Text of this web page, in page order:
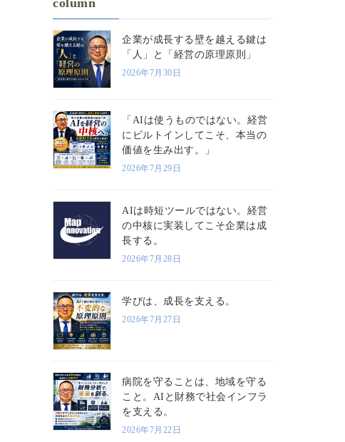
企業が成長する壁を越える鍵は
「人」と「経営の原理原則」
2026年7月30日
「AIは使うものではない。経営
にビルトインしてこそ、本当の
価値を生み出す。」
2026年7月29日
AIは時短ツールではない。経営
の中核に実装してこそ企業は成
長する。
2026年7月28日
学びは、成長を支える。
2026年7月27日
病院を守ることは、地域を守る
こと。AIと財務で社会インフラ
を支える。
2026年7月22日